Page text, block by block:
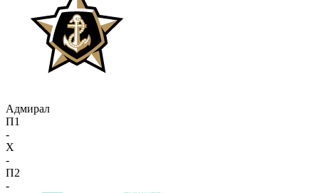
Адмирал
П1
-
X
-
П2
-